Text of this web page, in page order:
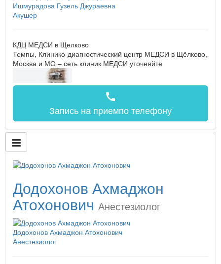
Ишмурадова Гузель Джураевна
Акушер
КДЦ МЕДСИ в Щелково
Темпы, Клинико-диагностический центр МЕДСИ в Щёлково,
Москва и МО – сеть клиник МЕДСИ уточняйте
call
Запись на приемпо телефону
Додохонов Ахмаджон
Атохонович Анестезиолог
Додохонов Ахмаджон Атохонович
Анестезиолог